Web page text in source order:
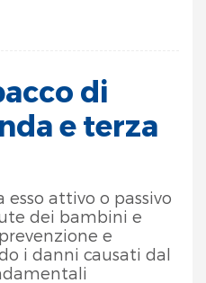
di
e terza
attivo o passivo
dei bambini e
e
i danni causati dal